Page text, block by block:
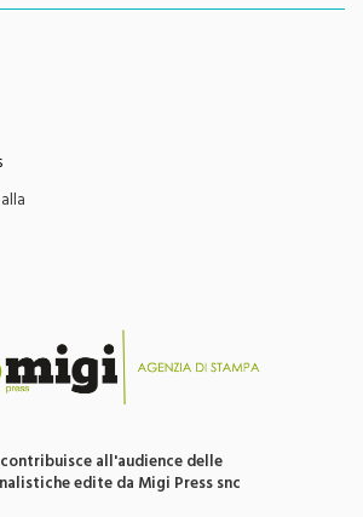
edite da Migi Press snc